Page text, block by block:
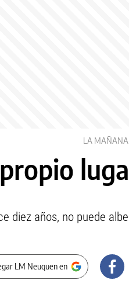
LA MAÑANA
diez años, no puede
LM Neuquen en